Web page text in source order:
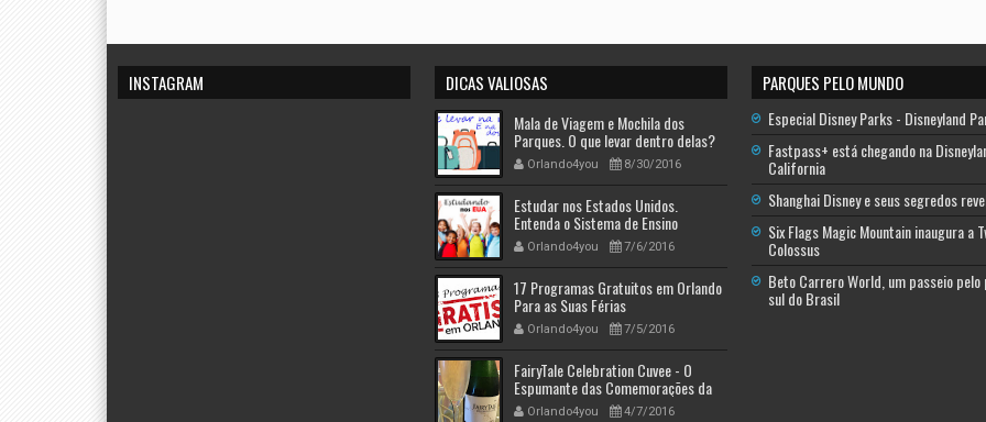
INSTAGRAM DICAS VALIOSAS
Mala de Viagem e Mochila dos
Parques. O que levar dentro delas?
Orlando4you 8/30/2016
Estudar nos Estados Unidos.
Entenda o Sistema de Ensino
Americano - Descobrindo a América
Orlando4you 7/6/2016
17 Programas Gratuitos em Orlando
Para as Suas Férias
Orlando4you 7/5/2016
FairyTale Celebration Cuvee - O
Espumante das Comemorações da
Disney
Orlando4you 4/7/2016
PARQUES PELO MUNDO
Especial Disney Parks - Disneyland
Fastpass+ está chegando na
California
Shanghai Disney e seus segredos
Six Flags Magic Mountain inaugura a
Colossus
Beto Carrero World, um passeio pelo
sul do Brasil